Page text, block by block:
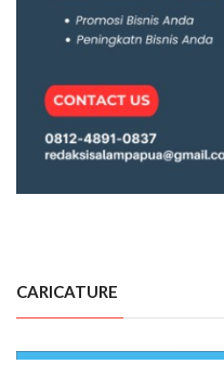
CARICATURE